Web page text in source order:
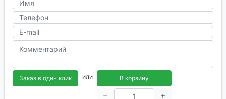
Заказ в один клик или В корзину